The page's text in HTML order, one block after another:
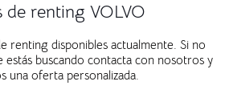
de renting VOLVO
renting disponibles actualmente. Si no
estás buscando contacta con nosotros y
una oferta personalizada.